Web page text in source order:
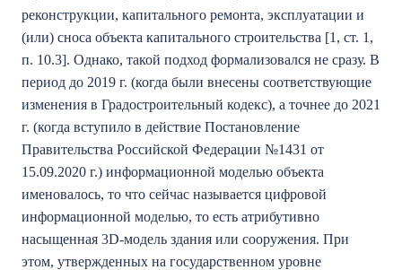
реконструкции, капитального ремонта, эксплуатации и
(или) сноса объекта капитального строительства [1, ст. 1,
п. 10.3]. Однако, такой подход формализовался не сразу. В
период до 2019 г. (когда были внесены соответствующие
изменения в Градостроительный кодекс), а точнее до 2021
г. (когда вступило в действие Постановление
Правительства Российской Федерации №1431 от
15.09.2020 г.) информационной моделью объекта
именовалось, то что сейчас называется цифровой
информационной моделью, то есть атрибутивно
насыщенная 3D-модель здания или сооружения. При
этом, утвержденных на государственном уровне